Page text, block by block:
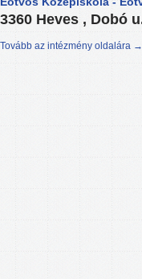
3360 Heves , Dobó
Tovább az intézmény oldalára →